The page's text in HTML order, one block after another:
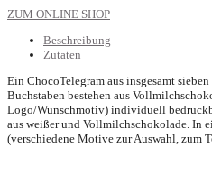
ZUM ONLINE SHOP
Beschreibung
Zutaten
Ein ChocoTelegram aus insgesamt
Buchstaben bestehen aus
Logo/Wunschmotiv) individuell
aus weißer und Vollmilchschokolade. In
(verschiedene Motive zur Auswahl, zum